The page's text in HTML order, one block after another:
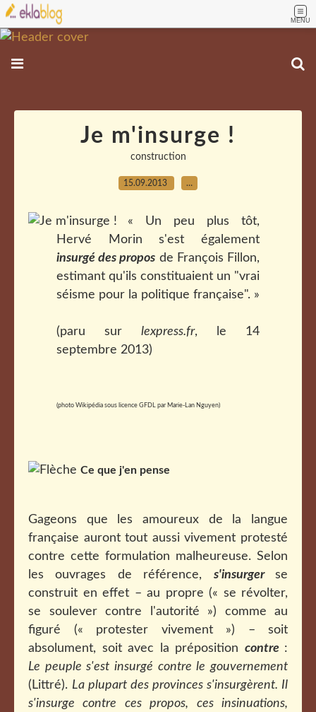
MENU
Je m'insurge !
construction
15.09.2013 …
« Un peu plus tôt,
Hervé Morin s'est également
insurgé des propos de François Fillon,
estimant qu'ils constituaient un "vrai
séisme pour la politique française". »
(paru sur lexpress.fr, le 14
septembre 2013)
(photo Wikipédia sous licence GFDL par Marie-Lan Nguyen)
Ce que j'en pense
Gageons que les amoureux de la langue
française auront tout aussi vivement protesté
contre cette formulation malheureuse. Selon
les ouvrages de référence, s'insurgerse
construit en effet – au propre (« se révolter,
se soulever contre l'autorité ») comme au
figuré (« protester vivement ») – soit
absolument, soit avec la préposition contre :
Le peuple s'est insurgé contre le gouvernement
(Littré). La plupart des provinces s'insurgèrent. Il
s'insurge contre ces propos, ces insinuations,